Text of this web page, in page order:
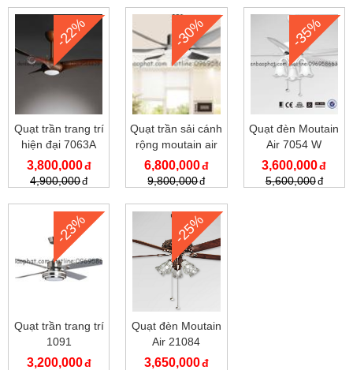
-22%
Quạt trần trang trí
hiện đại 7063A
3,800,000
4,900,000
-30%
Quạt trần sải cánh
rộng moutain air
7067
6,800,000
9,800,000
-35%
Quạt đèn Moutain
Air 7054 W
3,600,000
5,600,000
-23%
Quạt trần trang trí
1091
3,200,000
-25%
Quạt đèn Moutain
Air 21084
3,650,000